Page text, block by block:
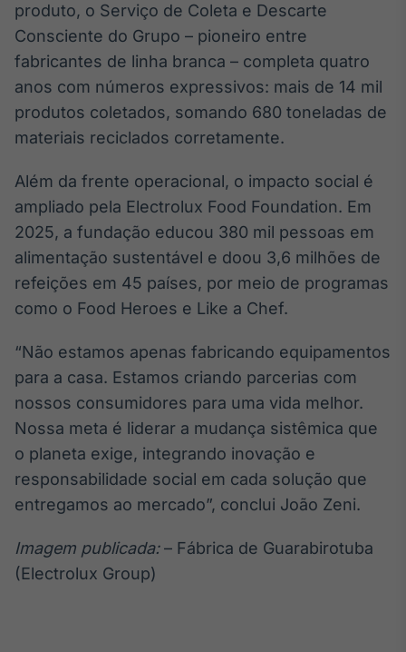
produto, o Serviço de Coleta e Descarte
Consciente do Grupo – pioneiro entre
fabricantes de linha branca – completa quatro
anos com números expressivos: mais de 14 mil
produtos coletados, somando 680 toneladas de
materiais reciclados corretamente.
Além da frente operacional, o impacto social é
ampliado pela Electrolux Food Foundation. Em
2025, a fundação educou 380 mil pessoas em
alimentação sustentável e doou 3,6 milhões de
refeições em 45 países, por meio de programas
como o Food Heroes e Like a Chef.
“Não estamos apenas fabricando equipamentos
para a casa. Estamos criando parcerias com
nossos consumidores para uma vida melhor.
Nossa meta é liderar a mudança sistêmica que
o planeta exige, integrando inovação e
responsabilidade social em cada solução que
entregamos ao mercado”, conclui João Zeni.
Imagem publicada:– Fábrica de Guarabirotuba
(Electrolux Group)